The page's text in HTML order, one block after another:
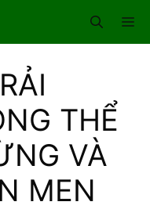
THỂ
VÀ
MEN